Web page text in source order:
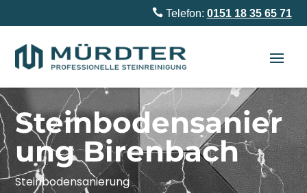
Telefon: 0151 18 35 65 71
Steinbodensanier
ung Birenbach
Steinbodensanierung